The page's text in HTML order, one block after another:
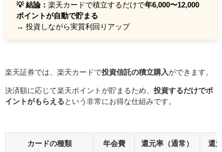
💡 結論： 楽天カードで積立するだけで年6,000〜12,000
ポイントが自動で貯まる
→ 投資しながら実質利回りアップ
楽天証券では、楽天カードで投資信託の積立購入 ができます。
決済額に応じて楽天ポイントが貯まるため、 投資するだけでポ
イントがもらえる という非常にお得な仕組みです。
カードの種類 年会費 還元率（通常） 還